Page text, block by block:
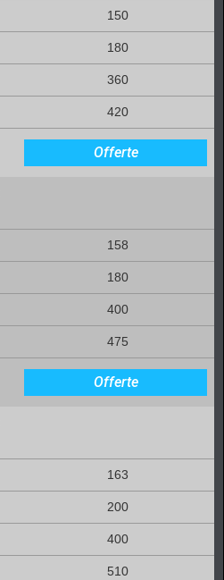
150
180
360
420
Offerte
158
180
400
475
Offerte
163
200
400
510